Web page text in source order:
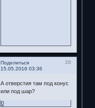
Поделиться
20
15.05.2016 03:36
А отверстия там под конус
или под шар?
0